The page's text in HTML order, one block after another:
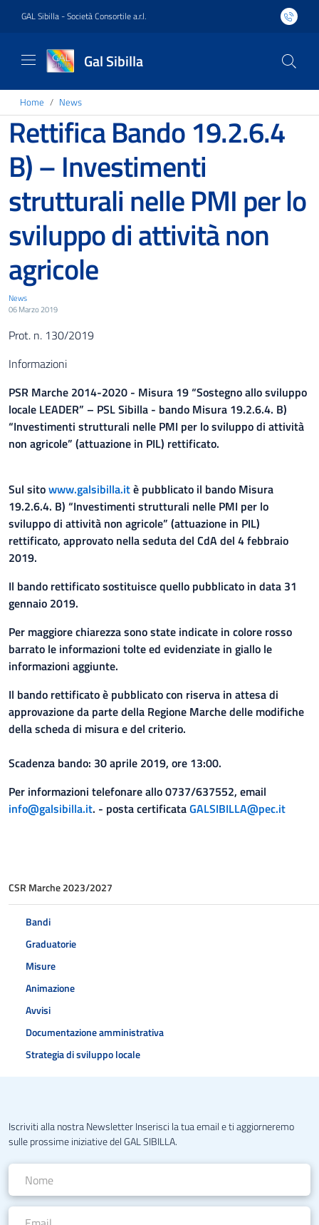
GAL Sibilla - Società Consortile a.r.l.
Gal Sibilla
Home News
CSR Marche 2023/2027
Bandi
Graduatorie
Misure
Animazione
Avvisi
Documentazione amministrativa
Strategia di sviluppo locale
Rettifica Bando 19.2.6.4
B) – Investimenti
strutturali nelle PMI per lo
sviluppo di attività non
agricole
News
06 Marzo 2019
Prot. n. 130/2019
Informazioni
PSR Marche 2014-2020 - Misura 19 “Sostegno allo sviluppo
locale LEADER” – PSL Sibilla - bando Misura 19.2.6.4. B)
“Investimenti strutturali nelle PMI per lo sviluppo di attività
non agricole” (attuazione in PIL) rettificato.
Sul sitowww.galsibilla.itè pubblicato il bando Misura
19.2.6.4. B) “Investimenti strutturali nelle PMI per lo
sviluppo di attività non agricole” (attuazione in PIL)
rettificato, approvato nella seduta del CdA del 4 febbraio
2019.
Il bando rettificato sostituisce quello pubblicato in data 31
gennaio 2019.
Per maggiore chiarezza sono state indicate in colore rosso
barrato le informazioni tolte ed evidenziate in giallo le
informazioni aggiunte.
Il bando rettificato è pubblicato con riserva in attesa di
approvazione da parte della Regione Marche delle modifiche
della scheda di misura e del criterio.
Scadenza bando: 30 aprile 2019, ore 13:00.
Per informazioni telefonare allo 0737/637552, email
info@galsibilla.it. - posta certificataGALSIBILLA@pec.it
Iscriviti alla nostra Newsletter Inserisci la tua email e ti aggiorneremo
sulle prossime iniziative del GAL SIBILLA.